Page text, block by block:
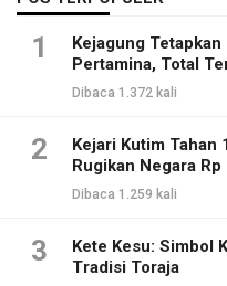
1
Kejagung
Pertamina, Total
Dibaca 1.372 kali
2
Kejari Kutim Tahan
Rugikan Negara Rp
Dibaca 1.259 kali
3
Kete Kesu: Simbol
Tradisi Toraja